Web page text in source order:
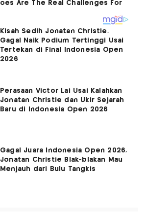
Kisah Sedih Jonatan Christie,
Gagal Naik Podium Tertinggi Usai
Tertekan di Final Indonesia Open
2026
Perasaan Victor Lai Usai Kalahkan
Jonatan Christie dan Ukir Sejarah
Baru di Indonesia Open 2026
Gagal Juara Indonesia Open 2026,
Jonatan Christie Blak-blakan Mau
Menjauh dari Bulu Tangkis